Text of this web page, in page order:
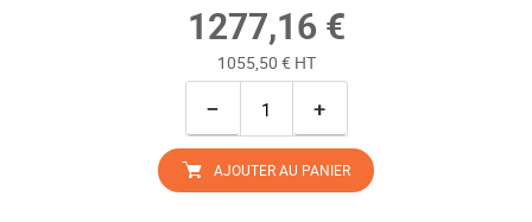
1277,16 €
1055,50 € HT
− +
AJOUTER AU PANIER